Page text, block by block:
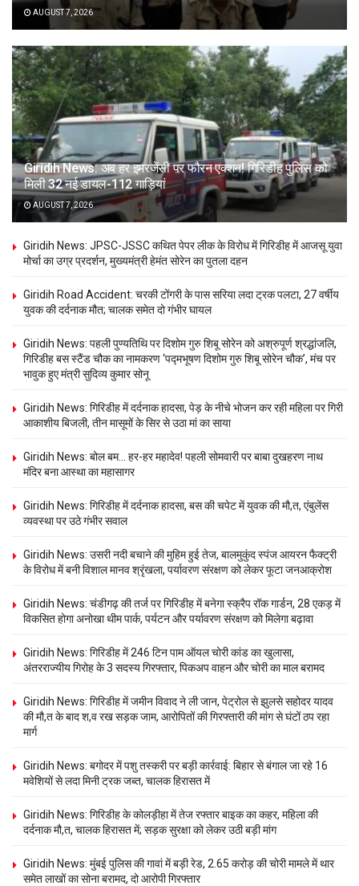
AUGUST 7, 2026
Giridih News: अब हर इमरजेंसी पर फौरन एक्शन! गिरिडीह पुलिस को
मिली 32 नई डायल-112 गाड़ियां
AUGUST 7, 2026
Giridih News: JPSC-JSSC कथित पेपर लीक के विरोध में गिरिडीह में आजसू युवा
मोर्चा का उग्र प्रदर्शन, मुख्यमंत्री हेमंत सोरेन का पुतला दहन
Giridih Road Accident: चरकी टोंगरी के पास सरिया लदा ट्रक पलटा, 27 वर्षीय
युवक की दर्दनाक मौत; चालक समेत दो गंभीर घायल
Giridih News: पहली पुण्यतिथि पर दिशोम गुरु शिबू सोरेन को अश्रुपूर्ण श्रद्धांजलि,
गिरिडीह बस स्टैंड चौक का नामकरण ‘पद्मभूषण दिशोम गुरु शिबू सोरेन चौक’, मंच पर
भावुक हुए मंत्री सुदिव्य कुमार सोनू
Giridih News: गिरिडीह में दर्दनाक हादसा, पेड़ के नीचे भोजन कर रही महिला पर गिरी
आकाशीय बिजली, तीन मासूमों के सिर से उठा मां का साया
Giridih News: बोल बम… हर-हर महादेव! पहली सोमवारी पर बाबा दुखहरण नाथ
मंदिर बना आस्था का महासागर
Giridih News: गिरिडीह में दर्दनाक हादसा, बस की चपेट में युवक की मौ,त, एंबुलेंस
व्यवस्था पर उठे गंभीर सवाल
Giridih News: उसरी नदी बचाने की मुहिम हुई तेज, बालमुकुंद स्पंज आयरन फैक्ट्री
के विरोध में बनी विशाल मानव श्रृंखला, पर्यावरण संरक्षण को लेकर फूटा जनआक्रोश
Giridih News: चंडीगढ़ की तर्ज पर गिरिडीह में बनेगा स्क्रैप रॉक गार्डन, 28 एकड़ में
विकसित होगा अनोखा थीम पार्क, पर्यटन और पर्यावरण संरक्षण को मिलेगा बढ़ावा
Giridih News: गिरिडीह में 246 टिन पाम ऑयल चोरी कांड का खुलासा,
अंतरराज्यीय गिरोह के 3 सदस्य गिरफ्तार, पिकअप वाहन और चोरी का माल बरामद
Giridih News: गिरिडीह में जमीन विवाद ने ली जान, पेट्रोल से झुलसे सहोदर यादव
की मौ,त के बाद श,व रख सड़क जाम, आरोपितों की गिरफ्तारी की मांग से घंटों ठप रहा
मार्ग
Giridih News: बगोदर में पशु तस्करी पर बड़ी कार्रवाई: बिहार से बंगाल जा रहे 16
मवेशियों से लदा मिनी ट्रक जब्त, चालक हिरासत में
Giridih News: गिरिडीह के कोलड़ीहा में तेज रफ्तार बाइक का कहर, महिला की
दर्दनाक मौ,त, चालक हिरासत में; सड़क सुरक्षा को लेकर उठी बड़ी मांग
Giridih News: मुंबई पुलिस की गावां में बड़ी रेड, 2.65 करोड़ की चोरी मामले में थार
समेत लाखों का सोना बरामद, दो आरोपी गिरफ्तार